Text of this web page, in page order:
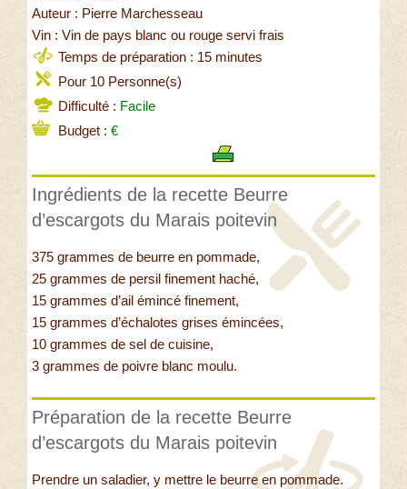
Auteur : Pierre Marchesseau
Vin : Vin de pays blanc ou rouge servi frais
Temps de préparation : 15 minutes
Pour 10 Personne(s)
Difficulté : Facile
Budget : €
Ingrédients de la recette Beurre
d’escargots du Marais poitevin
375 grammes de beurre en pommade,
25 grammes de persil finement haché,
15 grammes d’ail émincé finement,
15 grammes d’échalotes grises émincées,
10 grammes de sel de cuisine,
3 grammes de poivre blanc moulu.
Préparation de la recette Beurre
d’escargots du Marais poitevin
Prendre un saladier, y mettre le beurre en pommade.